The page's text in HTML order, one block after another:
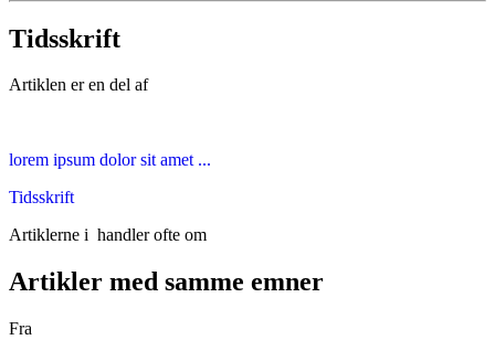
Tidsskrift
Artiklen er en del af
lorem ipsum dolor sit amet ...
Tidsskrift
Artiklerne i handler ofte om
Artikler med samme emner
Fra